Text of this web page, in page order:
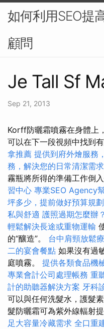
如何利用SEO提
顧問
Je Tall Sf
Sep 21, 2013
Korff防曬霜噴霧在身體上
可以在下一段視頻中找到
拿推薦 提供到府外燴服務
務，解決您的日常清潔需求
霧瓶將所得的準備工作倒
習中心 專業SEO Agency
坪多少，提前做好預算規劃
私與舒適 護照過期怎麼辦
輕鬆解決長途或重物運輸
的“釀造”。 台中肩頸放鬆
二的宴會餐點 如果沒有過
庭噴霧。 提供各類食品機
專業會計公司處理帳務 重
計的助聽器解決方案 牙科
可以與任何洗髮水，護髮
髮防曬霜可為紫外線輻射
足大容量冷藏需求 全口重